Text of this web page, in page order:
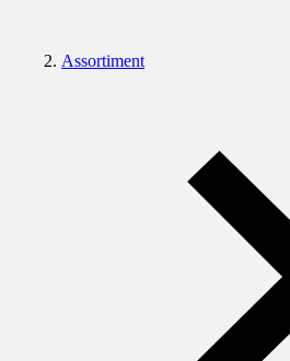
Assortiment